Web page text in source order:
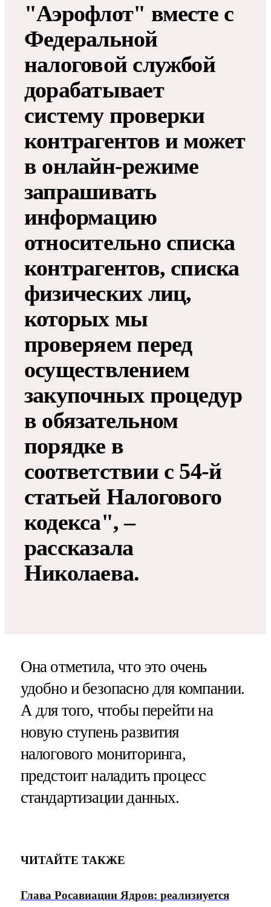
"Аэрофлот" вместе с
Федеральной
налоговой службой
дорабатывает
систему проверки
контрагентов и может
в онлайн-режиме
запрашивать
информацию
относительно списка
контрагентов, списка
физических лиц,
которых мы
проверяем перед
осуществлением
закупочных процедур
в обязательном
порядке в
соответствии с 54-й
статьей Налогового
кодекса", –
рассказала
Николаева.
Она отметила, что это очень
удобно и безопасно для компании.
А для того, чтобы перейти на
новую ступень развития
налогового мониторинга,
предстоит наладить процесс
стандартизации данных.
ЧИТАЙТЕ ТАКЖЕ
Глава Росавиации Ядров: реализиуется